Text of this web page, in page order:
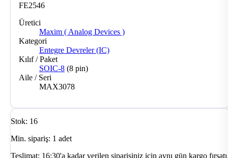
FE2546
Üretici
Maxim ( Analog Devices )
Kategori
Entegre Devreler (IC)
Kılıf / Paket
SOIC-8 (8 pin)
Aile / Seri
MAX3078
Stok: 16
Min. sipariş: 1 adet
Teslimat: 16:30'a kadar verilen siparişiniz için aynı gün kargo